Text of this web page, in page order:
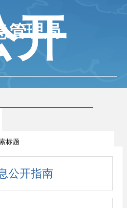
开
管理局
公开指南